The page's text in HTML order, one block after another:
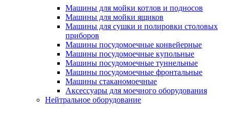
Машины для мойки котлов и подносов
Машины для мойки ящиков
Машины для сушки и полировки столовых
приборов
Машины посудомоечные конвейерные
Машины посудомоечные купольные
Машины посудомоечные туннельные
Машины посудомоечные фронтальные
Машины стаканомоечные
Аксессуары для моечного оборудования
Нейтральное оборудование